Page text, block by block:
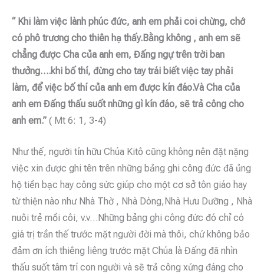
“ Khi làm việc lành phúc đức, anh em phải coi chừng, chớ
có phô trương cho thiên hạ thấy.Bằng không , anh em sẽ
chẳng được Cha của anh em, Đấng ngự trên trời ban
thưởng….khi bố thí, đừng cho tay trái biết việc tay phải
làm, để việc bố thí của anh em được kín đáo.Và Cha của
anh em Đấng thấu suốt những gì kín đáo, sẽ trả công cho
anh em.” ( Mt 6: 1, 3-4)
Như thế, người tín hữu Chúa Kitô cũng không nên đặt nặng
việc xin được ghi tên trên những bảng ghi công đức đã ủng
hộ tiền bạc hay công sức giúp cho một cơ sở tôn giáo hay
từ thiện nào như Nhà Thờ , Nhà Dòng,Nhà Hưu Dưỡng , Nhà
nuôi trẻ mồi côi, v.v…Những bảng ghi công đức đó chỉ có
giá trị trần thế trước mặt người đời mà thôi, chứ không bảo
đảm ơn ích thiêng liêng trước mặt Chúa là Đấng đã nhìn
thấu suốt tâm trí con người và sẽ trả công xứng đáng cho